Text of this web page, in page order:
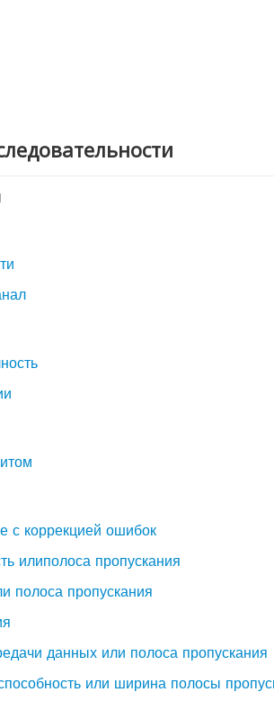
с коррекцией ошибок
илиполоса пропускания
полоса пропускания
данных или полоса пропускания
или ширина полосы